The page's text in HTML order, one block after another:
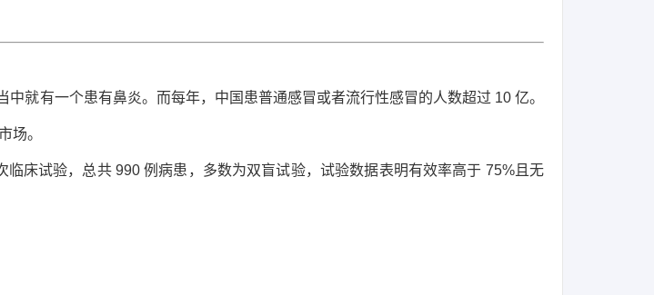
就有一个患有鼻炎。而每年，中国患普通感冒或者流行性感冒的人数超过 10 亿。
场。
临床试验，总共 990 例病患，多数为双盲试验， 试验数据表明有效率高于 75%且无